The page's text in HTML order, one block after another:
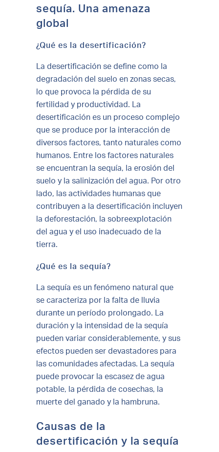
sequía. Una amenaza
global
¿Qué es la desertificación?
La desertificación se define como la
degradación del suelo en zonas secas,
lo que provoca la pérdida de su
fertilidad y productividad. La
desertificación es un proceso complejo
que se produce por la interacción de
diversos factores, tanto naturales como
humanos. Entre los factores naturales
se encuentran la sequía, la erosión del
suelo y la salinización del agua. Por otro
lado, las actividades humanas que
contribuyen a la desertificación incluyen
la deforestación, la sobreexplotación
del agua y el uso inadecuado de la
tierra.
¿Qué es la sequía?
La sequía es un fenómeno natural que
se caracteriza por la falta de lluvia
durante un período prolongado. La
duración y la intensidad de la sequía
pueden variar considerablemente, y sus
efectos pueden ser devastadores para
las comunidades afectadas. La sequía
puede provocar la escasez de agua
potable, la pérdida de cosechas, la
muerte del ganado y la hambruna.
Causas de la
desertificación y la sequía